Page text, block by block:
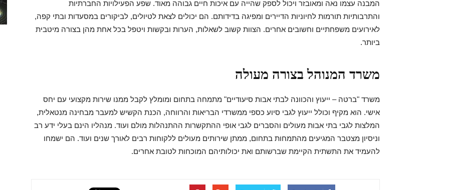
המבנה עצמו נאה ומאובזר ויכול לספק שהייה עם איכות חיים גבוהה מאוד. שפע הפעילויות החברתיות
והתרבותיות תורמות לחיוניות הדיירים ומפיגה בדידותם. הם יכולים לצאת לטיולים, לביקורים במסעדות ובתי קפה,
לאירועים משפחתיים וחשובים אחרים. הצוות קשוב לשאלות, הערות ובקשות ויטפל בכל אחת מהן בצורה מיטבית
ביותר.
משרד המנוהל בצורה מעולה
משרד "ברטה – ייעוץ והכוונה לבתי אבות סיעודיים" מתמחה בתחום ומומלץ לקבל ממנו שירות מקצועי עם יחס
אישי. הוא מקיף וכולל ייעוץ לגבי סיוע כספי ממשרדי הבריאות והרווחה, הכנת הקשיש למעבר מבחינה מנטאלית,
המלצות לגבי בתי אבות מעולים והסברים לגבי אופי ההתקשרות ההתנהלות מולם ועוד. מנהליו הינם בעלי ידע רב
וניסיון מצטבר המגיעים מהתמחות בתחום, ממתן שירותים מעולים ללקוחות רבים לאורך שנים ועוד. הם ישמחו
להעמיד את התשתית הקיימת שברשותם ואת יכולותיהם המוכחות לטובת אחרים.